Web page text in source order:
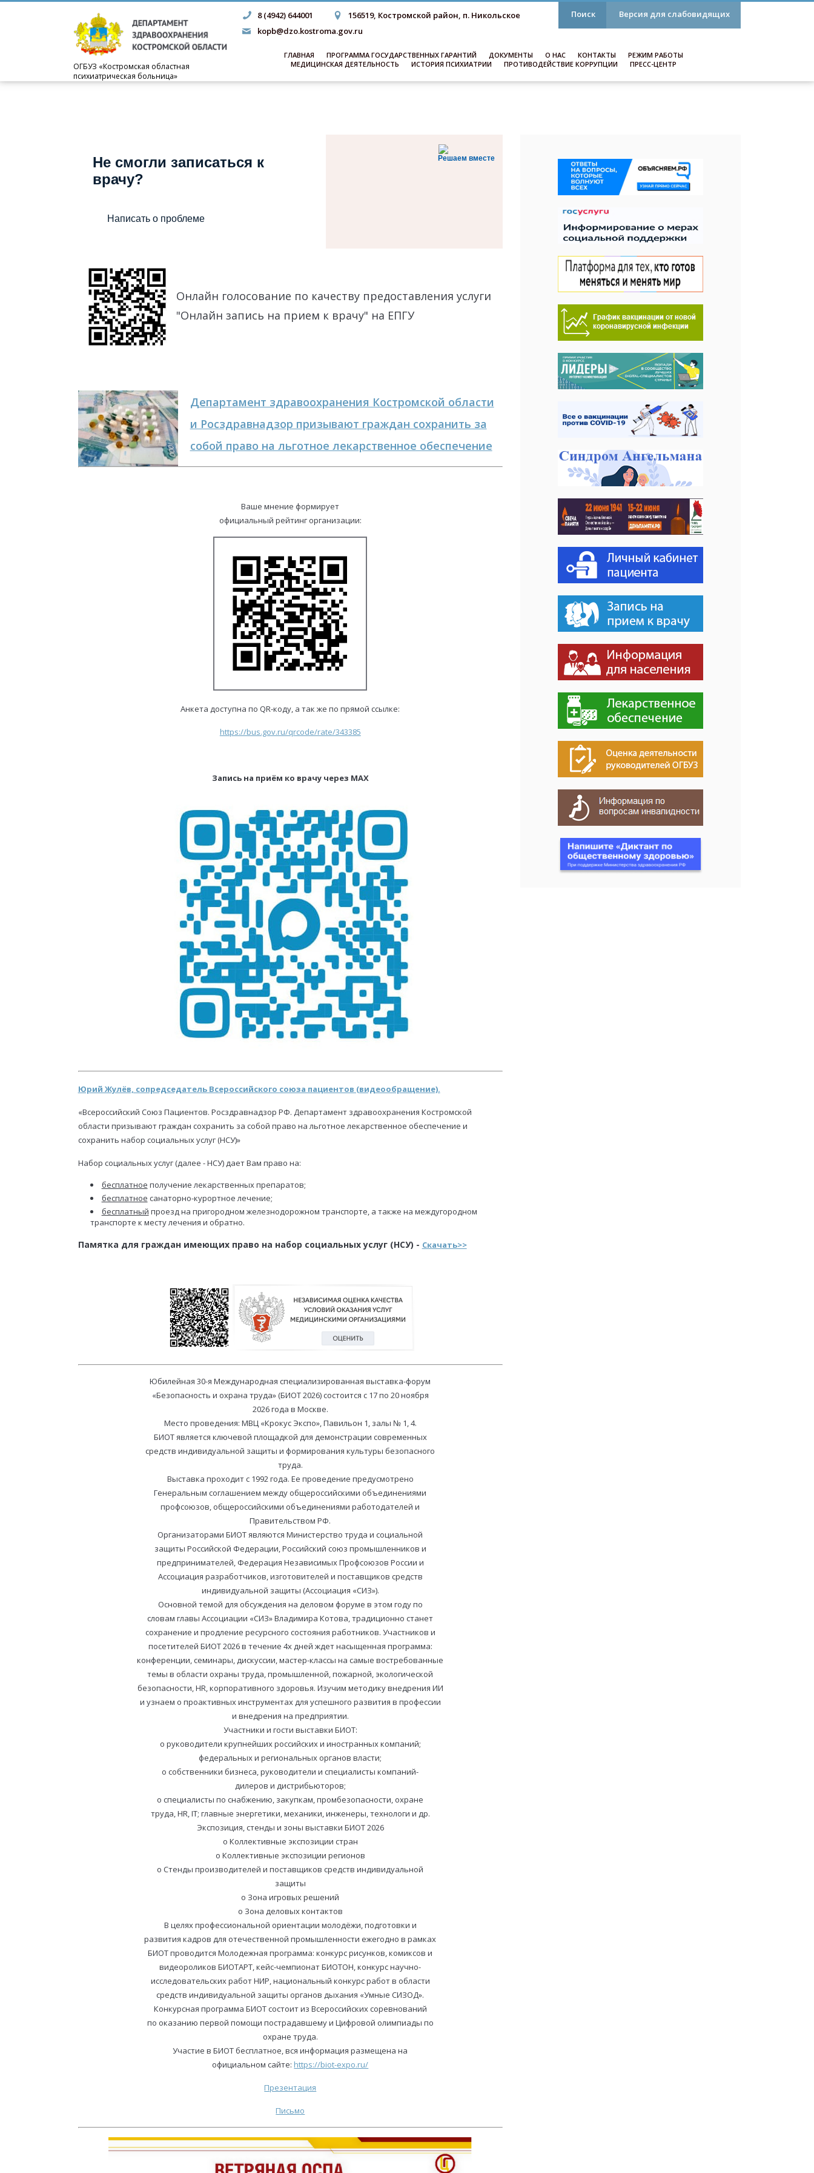
ОГБУЗ «Костромская областная
психиатрическая больница»
8 (4942) 644001
156519, Костромской район, п. Никольское
kopb@dzo.kostroma.gov.ru
Поиск Версия для слабовидящих
ГЛАВНАЯ ПРОГРАММА ГОСУДАРСТВЕННЫХ ГАРАНТИЙ ДОКУМЕНТЫ О НАС КОНТАКТЫ
РЕЖИМ РАБОТЫ
МЕДИЦИНСКАЯ ДЕЯТЕЛЬНОСТЬ
ИСТОРИЯ ПСИХИАТРИИ ПРОТИВОДЕЙСТВИЕ КОРРУПЦИИ ПРЕСС-ЦЕНТР
Решаем вместе
Не смогли записаться к
врачу?
Написать о проблеме
Онлайн голосование по качеству предоставления услуги
"Онлайн запись на прием к врачу" на ЕПГУ
Департамент здравоохранения Костромской области
и Росздравнадзор призывают граждан сохранить за
собой право на льготное лекарственное обеспечение
Ваше мнение формирует
официальный рейтинг организации:
Анкета доступна по QR-коду, а так же по прямой ссылке:
https://bus.gov.ru/qrcode/rate/343385
Запись на приём ко врачу через MAX
Юрий Жулёв, сопредседатель Всероссийского союза пациентов (видеообращение).
«Всероссийский Союз Пациентов. Росздравнадзор РФ. Департамент здравоохранения Костромской
области призывают граждан сохранить за собой право на льготное лекарственное обеспечение и
сохранить набор социальных услуг (НСУ)»
Набор социальных услуг (далее - НСУ) дает Вам право на:
бесплатное получение лекарственных препаратов;
бесплатное санаторно-курортное лечение;
бесплатный проезд на пригородном железнодорожном транспорте, а также на междугородном
транспорте к месту лечения и обратно.
Памятка для граждан имеющих право на набор социальных услуг (НСУ) - Скачать>>
Юбилейная 30-я Международная специализированная выставка-форум
«Безопасность и охрана труда» (БИОТ 2026) состоится с 17 по 20 ноября
2026 года в Москве.
Место проведения: МВЦ «Крокус Экспо», Павильон 1, залы № 1, 4.
БИОТ является ключевой площадкой для демонстрации современных
средств индивидуальной защиты и формирования культуры безопасного
труда.
Выставка проходит с 1992 года. Ее проведение предусмотрено
Генеральным соглашением между общероссийскими объединениями
профсоюзов, общероссийскими объединениями работодателей и
Правительством РФ.
Организаторами БИОТ являются Министерство труда и социальной
защиты Российской Федерации, Российский союз промышленников и
предпринимателей, Федерация Независимых Профсоюзов России и
Ассоциация разработчиков, изготовителей и поставщиков средств
индивидуальной защиты (Ассоциация «СИЗ»).
Основной темой для обсуждения на деловом форуме в этом году по
словам главы Ассоциации «СИЗ» Владимира Котова, традиционно станет
сохранение и продление ресурсного состояния работников. Участников и
посетителей БИОТ 2026 в течение 4х дней ждет насыщенная программа:
конференции, семинары, дискуссии, мастер-классы на самые востребованные
темы в области охраны труда, промышленной, пожарной, экологической
безопасности, HR, корпоративного здоровья. Изучим методику внедрения ИИ
и узнаем о проактивных инструментах для успешного развития в профессии
и внедрения на предприятии.
Участники и гости выставки БИОТ:
o руководители крупнейших российских и иностранных компаний;
федеральных и региональных органов власти;
o собственники бизнеса, руководители и специалисты компаний-
дилеров и дистрибьюторов;
o специалисты по снабжению, закупкам, промбезопасности, охране
труда, HR, IT; главные энергетики, механики, инженеры, технологи и др.
Экспозиция, стенды и зоны выставки БИОТ 2026
o Коллективные экспозиции стран
o Коллективные экспозиции регионов
o Стенды производителей и поставщиков средств индивидуальной
защиты
o Зона игровых решений
o Зона деловых контактов
В целях профессиональной ориентации молодёжи, подготовки и
развития кадров для отечественной промышленности ежегодно в рамках
БИОТ проводится Молодежная программа: конкурс рисунков, комиксов и
видеороликов БИОТАРТ, кейс-чемпионат БИОТОН, конкурс научно-
исследовательских работ НИР, национальный конкурс работ в области
средств индивидуальной защиты органов дыхания «Умные СИЗОД».
Конкурсная программа БИОТ состоит из Всероссийских соревнований
по оказанию первой помощи пострадавшему и Цифровой олимпиады по
охране труда.
Участие в БИОТ бесплатное, вся информация размещена на
официальном сайте: https://biot-expo.ru/
Презентация
Письмо